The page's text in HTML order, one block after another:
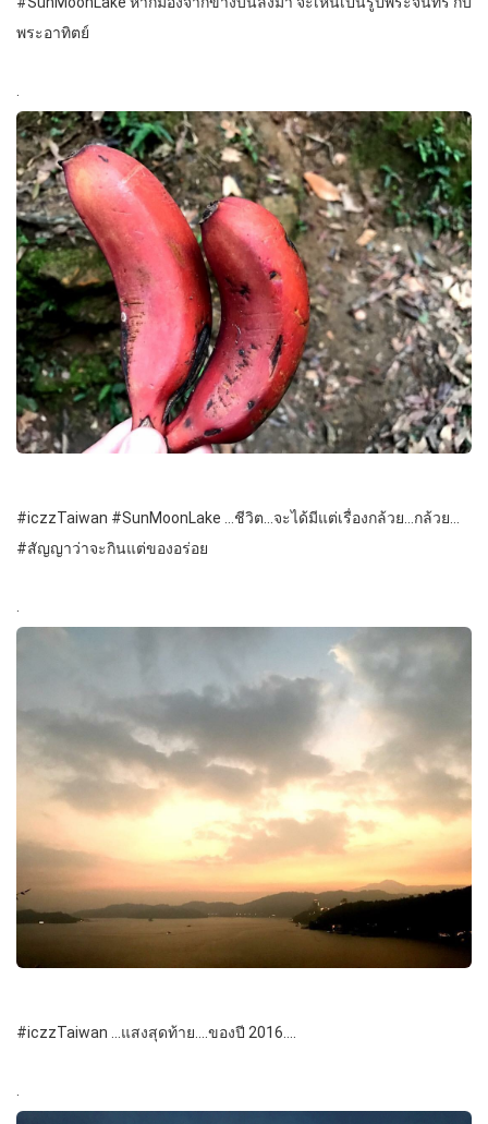
พระอาทิตย์
.
#iczzTaiwan #SunMoonLake …ชีวิต…จะได้มีแต่เรื่องกล้วย…กล้วย…
#สัญญาว่าจะกินแต่ของอร่อย
#iczzTaiwan …แสงสุดท้าย….ของปี 2016….
.